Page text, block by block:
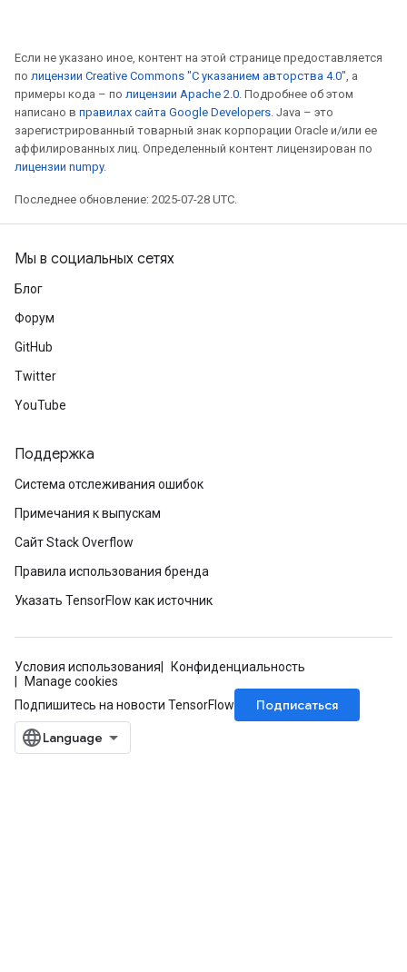
Если не указано иное, контент на этой странице предоставляется
по лицензии Creative Commons "С указанием авторства 4.0", а
примеры кода – по лицензии Apache 2.0. Подробнее об этом
написано в правилах сайта Google Developers. Java – это
зарегистрированный товарный знак корпорации Oracle и/или ее
аффилированных лиц. Определенный контент лицензирован по
лицензии numpy.
Последнее обновление: 2025-07-28 UTC.
Мы в социальных сетях
Блог
Форум
GitHub
Twitter
YouTube
Поддержка
Система отслеживания ошибок
Примечания к выпускам
Сайт Stack Overflow
Правила использования бренда
Указать TensorFlow как источник
Условия использования
Конфиденциальность
Manage cookies
Подпишитесь на новости TensorFlow
Подписаться